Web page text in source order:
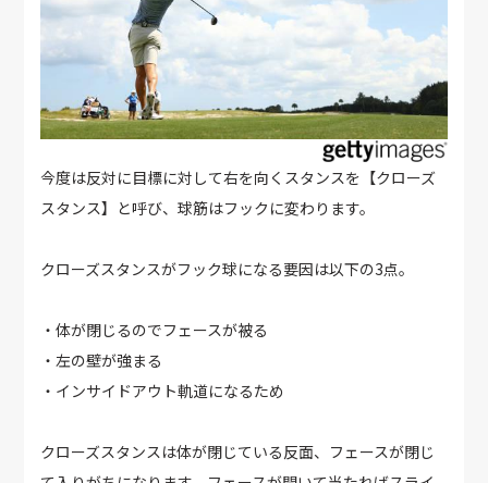
今度は反対に目標に対して右を向くスタンスを【クローズ
スタンス】と呼び、球筋はフックに変わります。
クローズスタンスがフック球になる要因は以下の3点。
・体が閉じるのでフェースが被る
・左の壁が強まる
・インサイドアウト軌道になるため
クローズスタンスは体が閉じている反面、フェースが閉じ